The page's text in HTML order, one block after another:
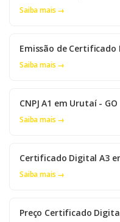
Saiba mais →
Emissão de
Saiba mais →
CNPJ A1 em Urutaí - GO
Saiba mais →
Certificado Digital A3
Saiba mais →
Preço Certificado